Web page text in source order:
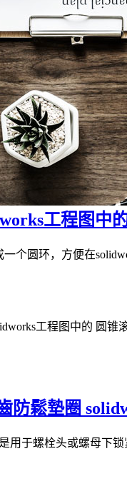
工程图中
个圆环，方便在
工程图中的 圆锥
防鬆墊圈
是用于螺栓头或螺母